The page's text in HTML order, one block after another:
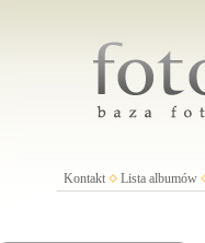
Kontakt Lista albumów